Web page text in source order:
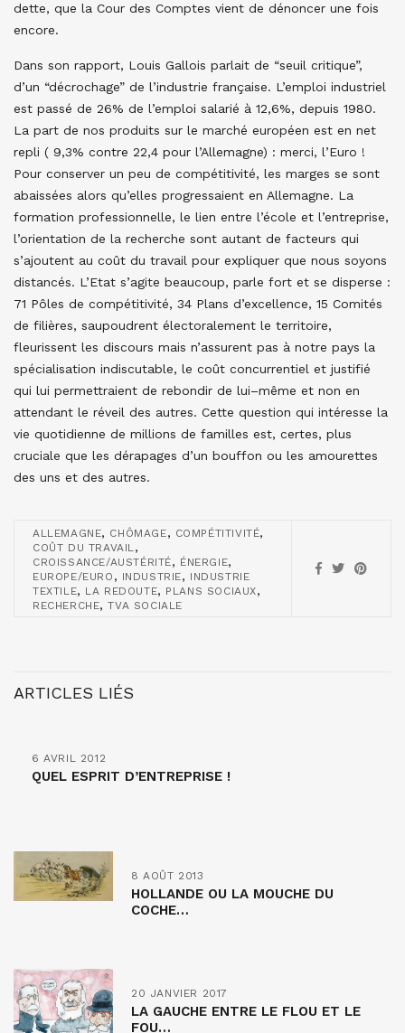
dette, que la Cour des Comptes vient de dénoncer une fois
encore.
Dans son rapport, Louis Gallois parlait de “seuil critique”,
d’un “décrochage” de l’industrie française. L’emploi industriel
est passé de 26% de l’emploi salarié à 12,6%, depuis 1980.
La part de nos produits sur le marché européen est en net
repli ( 9,3% contre 22,4 pour l’Allemagne) : merci, l’Euro !
Pour conserver un peu de compétitivité, les marges se sont
abaissées alors qu’elles progressaient en Allemagne. La
formation professionnelle, le lien entre l’école et l’entreprise,
l’orientation de la recherche sont autant de facteurs qui
s’ajoutent au coût du travail pour expliquer que nous soyons
distancés. L’Etat s’agite beaucoup, parle fort et se disperse :
71 Pôles de compétitivité, 34 Plans d’excellence, 15 Comités
de filières, saupoudrent électoralement le territoire,
fleurissent les discours mais n’assurent pas à notre pays la
spécialisation indiscutable, le coût concurrentiel et justifié
qui lui permettraient de rebondir de lui–même et non en
attendant le réveil des autres. Cette question qui intéresse la
vie quotidienne de millions de familles est, certes, plus
cruciale que les dérapages d’un bouffon ou les amourettes
des uns et des autres.
ALLEMAGNE, CHÔMAGE, COMPÉTITIVITÉ,
COÛT DU TRAVAIL,
CROISSANCE/AUSTÉRITÉ, ÉNERGIE,
EUROPE/EURO , INDUSTRIE, INDUSTRIE
TEXTILE, LA REDOUTE, PLANS SOCIAUX,
RECHERCHE,TVA SOCIALE
ARTICLES LIÉS
6 AVRIL 2012
QUEL ESPRIT D’ENTREPRISE !
8 AOÛT 2013
HOLLANDE OU LA MOUCHE DU
COCHE…
20 JANVIER 2017
LA GAUCHE ENTRE LE FLOU ET LE
FOU…